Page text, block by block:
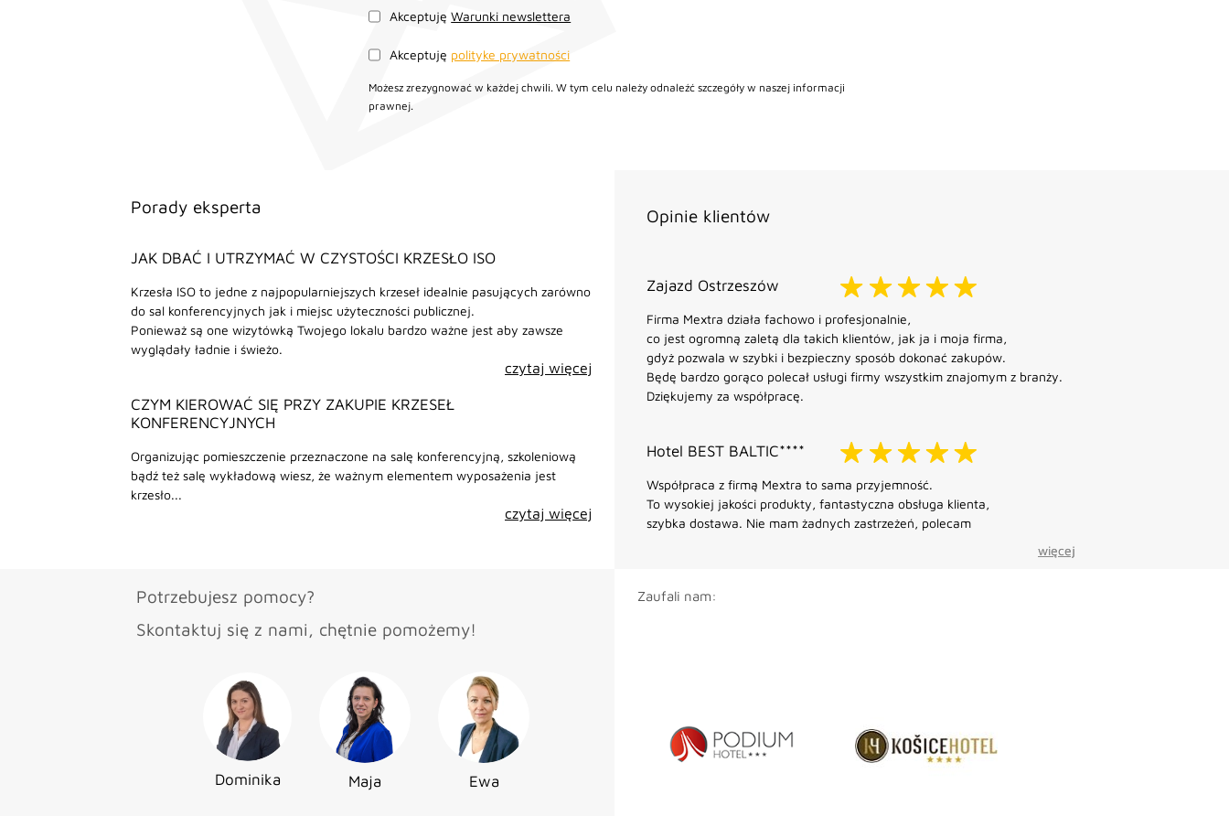
AkceptujęWarunki newslettera
Akceptuję polityke prywatności
Możesz zrezygnować w każdej chwili. W tym celu należy odnaleźć szczegóły w naszej informacji
prawnej.
Porady eksperta
JAK DBAĆ I UTRZYMAĆ W CZYSTOŚCI KRZESŁO ISO
Krzesła ISO to jedne z najpopularniejszych krzeseł idealnie pasujących zarówno
do sal konferencyjnych jak i miejsc użyteczności publicznej.
Ponieważ są one wizytówką Twojego lokalu bardzo ważne jest aby zawsze
wyglądały ładnie i świeżo.
czytaj więcej
CZYM KIEROWAĆ SIĘ PRZY ZAKUPIE KRZESEŁ
KONFERENCYJNYCH
Organizując pomieszczenie przeznaczone na salę konferencyjną, szkoleniową
bądź też salę wykładową wiesz, że ważnym elementem wyposażenia jest
krzesło...
czytaj więcej
Opinie klientów
Zajazd Ostrzeszów
Firma Mextra działa fachowo i profesjonalnie,
co jest ogromną zaletą dla takich klientów, jak ja i moja firma,
gdyż pozwala w szybki i bezpieczny sposób dokonać zakupów.
Będę bardzo gorąco polecał usługi firmy wszystkim znajomym z branży.
Dziękujemy za współpracę.
więcej
Hotel BEST BALTIC****
Współpraca z firmą Mextra to sama przyjemność.
To wysokiej jakości produkty, fantastyczna obsługa klienta,
szybka dostawa. Nie mam żadnych zastrzeżeń, polecam
więcej
Potrzebujesz pomocy?
Skontaktuj się z nami, chętnie pomożemy!
Dominika Maja Ewa
Zaufali nam: